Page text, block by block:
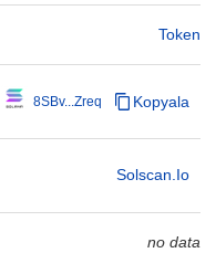
Token
8SBv...Zreq Kopyala
Solscan.io
no data